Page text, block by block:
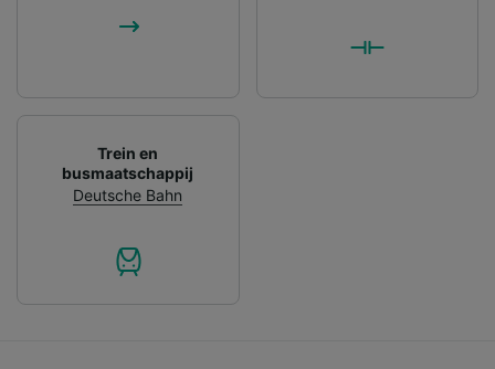
Trein en
busmaatschappij
Deutsche Bahn